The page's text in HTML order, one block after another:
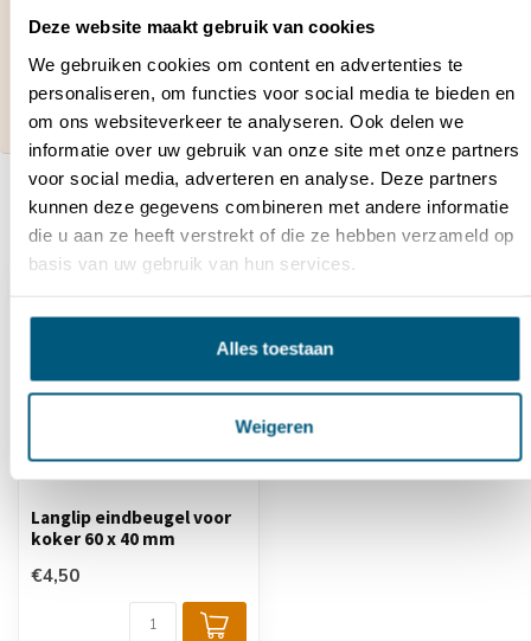
Deze website maakt gebruik van cookies
We gebruiken cookies om content en advertenties te
personaliseren, om functies voor social media te bieden en
om ons websiteverkeer te analyseren. Ook delen we
informatie over uw gebruik van onze site met onze partners
voor social media, adverteren en analyse. Deze partners
kunnen deze gegevens combineren met andere informatie
die u aan ze heeft verstrekt of die ze hebben verzameld op
basis van uw gebruik van hun services.
Alles toestaan
Weigeren
bestelling?
Neem contact op met onze klantenservice via
contact@hekwerkdirect.nl
of bel
+31 40 209
4087.
Wij zijn bereikbaar tussen 08:00 tot 16:00u.
Recent bekeken
Langlip eindbeugel voor
koker 60 x 40 mm
€4,50